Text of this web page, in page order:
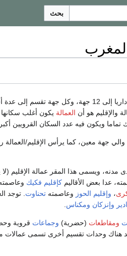
بحث
بعد التقسيم الجهوي الجديد لسنة 2015، قسم المغرب إداريا
العمالة يكون أغلب
ويكون فيه عدد السكان القرويين
جهة معين، كما يرأس الإقليم/
مدنه، ويسمى هذا المقر عمالة الإقليم
عدا بعض الأقاليم كإقليم فكيك
، وإقليم الحوز وعاصمته تحناوت . توجد
وإنزكان ومكناس
ومقاطعات (حضرية) وجماعات قروية
هناك وحدات تقسيم أخرى تسمى عمالات